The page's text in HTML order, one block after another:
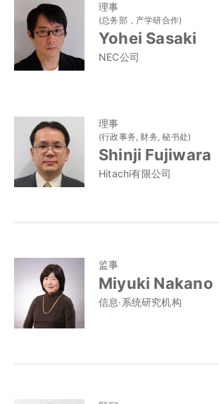
理事
(总务部，产学研合作)
Yohei Sasaki
NEC公司
理事
(行政事务, 财务, 秘书处)
Shinji Fujiwara
Hitachi有限公司
监事
Miyuki Nakano
信息·系统研究机构